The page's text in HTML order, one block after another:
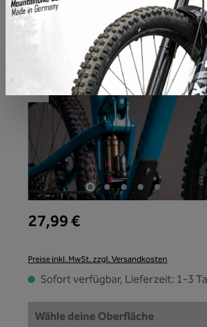
27,99 €
Preise inkl. MwSt. zzgl. Versandkosten
Sofort verfügbar, Lieferzeit: 1-3
Wähle deine Oberflächeauswählen